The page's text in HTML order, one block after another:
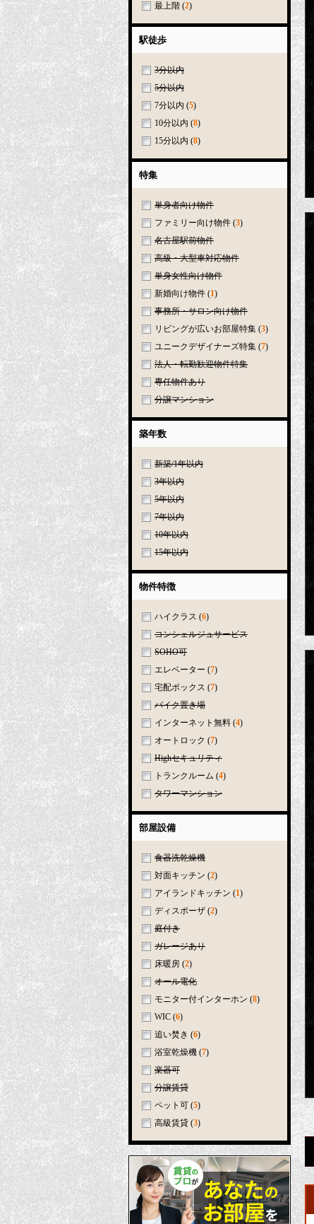
最上階 (2)
駅徒歩
3分以内
5分以内
7分以内 (5)
10分以内 (8)
15分以内 (8)
特集
単身者向け物件
ファミリー向け物件 (3)
名古屋駅前物件
高級・大型車対応物件
単身女性向け物件
新婚向け物件 (1)
事務所・サロン向け物件
リビングが広いお部屋特集 (3)
ユニークデザイナーズ特集 (7)
法人・転勤歓迎物件特集
専任物件あり
分譲マンション
築年数
新築/1年以内
3年以内
5年以内
7年以内
10年以内
15年以内
物件特徴
ハイクラス (6)
コンシェルジュサービス
SOHO可
エレベーター (7)
宅配ボックス (7)
バイク置き場
インターネット無料 (4)
オートロック (7)
Highセキュリティ
トランクルーム (4)
タワーマンション
部屋設備
食器洗乾燥機
対面キッチン (2)
アイランドキッチン (1)
ディスポーザ (2)
庭付き
ガレージあり
床暖房 (2)
オール電化
モニター付インターホン (8)
WIC (6)
追い焚き (6)
浴室乾燥機 (7)
楽器可
分譲賃貸
ペット可 (5)
高級賃貸 (3)